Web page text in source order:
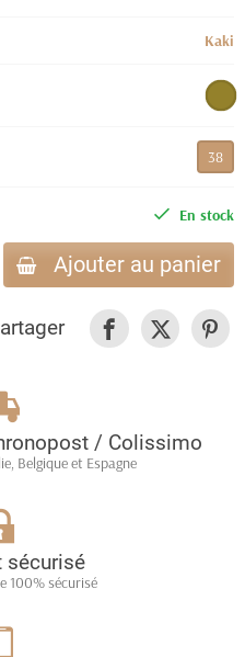
Kaki
38
En stock
Ajouter au panier
/ Colissimo
Belgique et Espagne
sécurisé
100% sécurisé